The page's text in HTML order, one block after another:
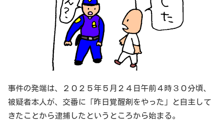
事件の発端は、２０２５年５月２４日午前４時３０分頃、
被疑者本人が、交番に「昨日覚醒剤をやった」と自主して
きたことから逮捕したというところから始まる。